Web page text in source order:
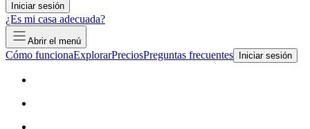
Iniciar sesión
¿Es mi casa adecuada?
Abrir el menú
Cómo funcionaExplorarPreciosPreguntas frecuentes Iniciar sesión